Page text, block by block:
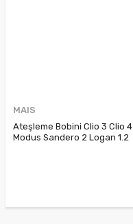
MAIS
Ateşleme Bobini Clio 3 Clio 4
Modus Sandero 2 Logan 1.2